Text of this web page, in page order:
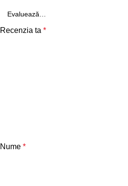
Recenzia ta *
Nume *